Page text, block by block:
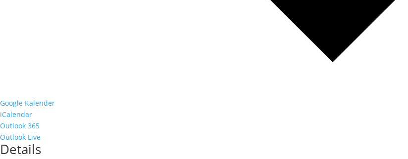
Google Kalender
iCalendar
Outlook 365
Outlook Live
Details